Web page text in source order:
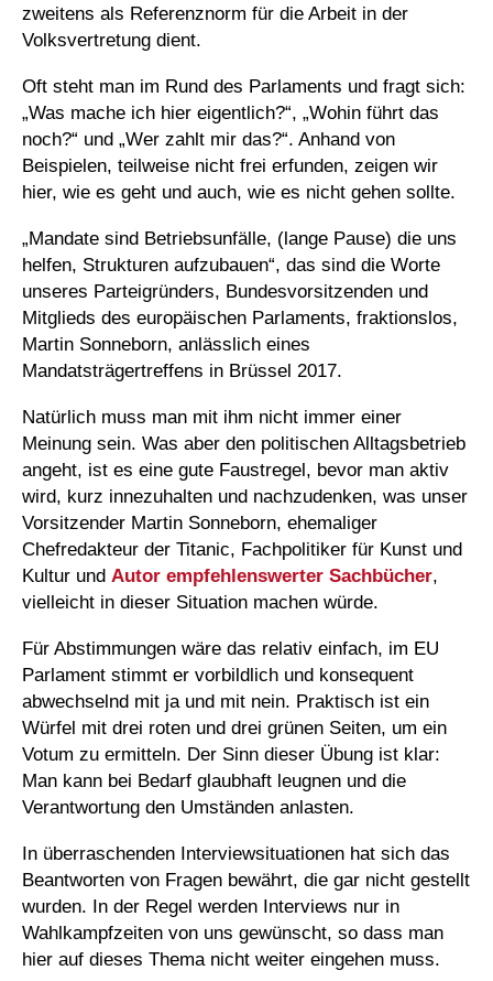
zweitens als Referenznorm für die Arbeit in der
Volksvertretung dient.
Oft steht man im Rund des Parlaments und fragt sich:
„Was mache ich hier eigentlich?“, „Wohin führt das
noch?“ und „Wer zahlt mir das?“. Anhand von
Beispielen, teilweise nicht frei erfunden, zeigen wir
hier, wie es geht und auch, wie es nicht gehen sollte.
„Mandate sind Betriebsunfälle, (lange Pause) die uns
helfen, Strukturen aufzubauen“, das sind die Worte
unseres Parteigründers, Bundesvorsitzenden und
Mitglieds des europäischen Parlaments, fraktionslos,
Martin Sonneborn, anlässlich eines
Mandatsträgertreffens in Brüssel 2017.
Natürlich muss man mit ihm nicht immer einer
Meinung sein. Was aber den politischen Alltagsbetrieb
angeht, ist es eine gute Faustregel, bevor man aktiv
wird, kurz innezuhalten und nachzudenken, was unser
Vorsitzender Martin Sonneborn, ehemaliger
Chefredakteur der Titanic, Fachpolitiker für Kunst und
Kultur und Autor empfehlenswerter Sachbücher,
vielleicht in dieser Situation machen würde.
Für Abstimmungen wäre das relativ einfach, im EU
Parlament stimmt er vorbildlich und konsequent
abwechselnd mit ja und mit nein. Praktisch ist ein
Würfel mit drei roten und drei grünen Seiten, um ein
Votum zu ermitteln. Der Sinn dieser Übung ist klar:
Man kann bei Bedarf glaubhaft leugnen und die
Verantwortung den Umständen anlasten.
In überraschenden Interviewsituationen hat sich das
Beantworten von Fragen bewährt, die gar nicht gestellt
wurden. In der Regel werden Interviews nur in
Wahlkampfzeiten von uns gewünscht, so dass man
hier auf dieses Thema nicht weiter eingehen muss.